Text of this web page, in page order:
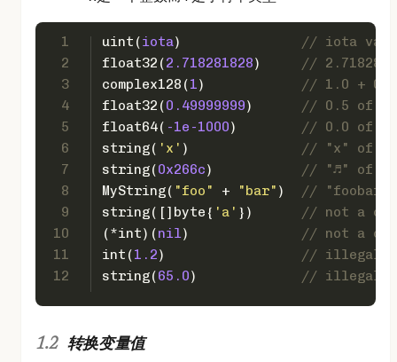
1
2
3
4
5
6
7
8
9
10
11
12
uint (iota)
// iota
float32 (2.718281828)
//
complex128 (1)
// 1.0 +
float32 (0.49999999)
// 0.5 of
float64( -1e-1000)
// 0.0 of
string( 'x' )
// "x" of
string(0x266c)
// "♬" of
MyString( "foo" + "bar" )
// "foobar"
string([] byte { 'a' })
// not a
(*int)(nil)
// not a
int (1.2)
// illegal:
string(65.0) // illegal:
转换变量值